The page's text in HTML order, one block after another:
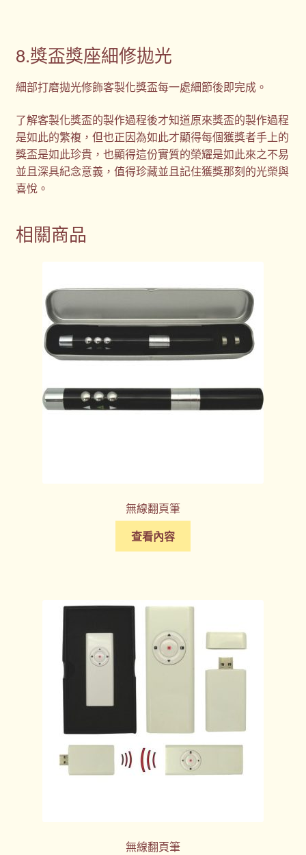
8.獎盃獎座細修拋光
細部打磨拋光修飾客製化獎盃每一處細節後即完成。
了解客製化獎盃的製作過程後才知道原來獎盃的製作過程
是如此的繁複，但也正因為如此才顯得每個獲獎者手上的
獎盃是如此珍貴，也顯得這份實質的榮耀是如此來之不易
並且深具紀念意義，值得珍藏並且記住獲獎那刻的光榮與
喜悅。
相關商品
無線翻頁筆
查看內容
無線翻頁筆